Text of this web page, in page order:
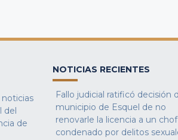
del
de
NOTICIAS RECIENTES
Fallo judicial ratificó decisión
municipio de Esquel de no
renovarle la licencia a un
condenado por delitos